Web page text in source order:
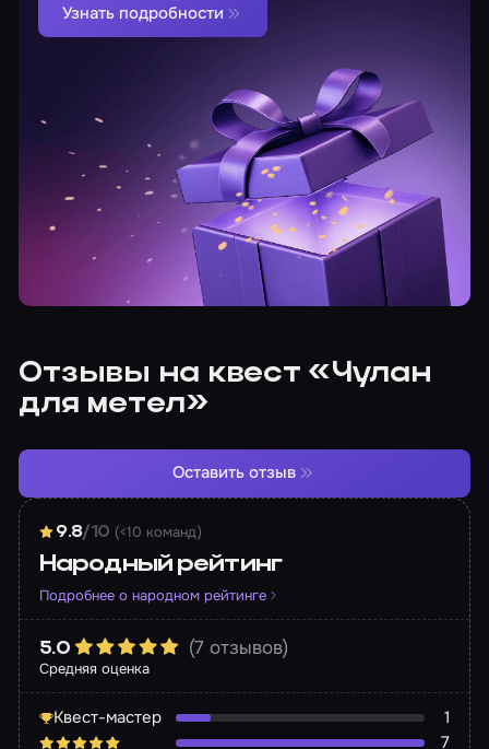
Узнать подробности
Отзывы на квест «Чулан
для метел»
9.8/10 (<10 команд)
Народный рейтинг
Подробнее о народном рейтинге
Средняя оценка
5.0 (7 отзывов)
Квест-мастер
1
7
Оставить отзыв